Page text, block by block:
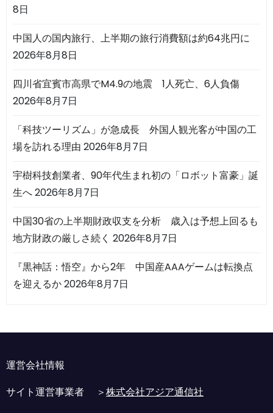
8日
中国人の国内旅行、上半期の旅行消費額は約64兆円に
2026年8月8日
四川省宜賓市高県でM4.9の地震 1人死亡、6人負傷
2026年8月7日
「科技ツーリズム」が急成長 外国人観光客が中国の工
場を訪れる理由 2026年8月7日
宇樹科技創業者、90年代生まれ初の「ロボット富豪」誕
生へ2026年8月7日
中国30省の上半期財政収支を分析 歳入は予想上回るも
地方財政の厳しさ続く 2026年8月7日
『黒神話：悟空』から2年 中国産AAAゲームは転換点
を迎えるか2026年8月7日
運営会社情報
サイト運営事業者 ＞株式会社アジア通信社